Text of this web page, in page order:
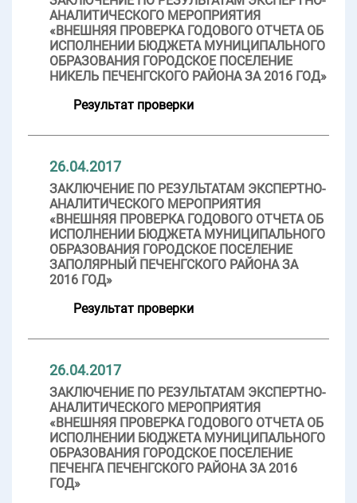
АНАЛИТИЧЕСКОГО МЕРОПРИЯТИЯ
«ВНЕШНЯЯ ПРОВЕРКА ГОДОВОГО ОТЧЕТА ОБ
ИСПОЛНЕНИИ БЮДЖЕТА МУНИЦИПАЛЬНОГО
ОБРАЗОВАНИЯ ГОРОДСКОЕ ПОСЕЛЕНИЕ
НИКЕЛЬ ПЕЧЕНГСКОГО РАЙОНА ЗА 2016 ГОД»
Результат проверки
26.04.2017
ЗАКЛЮЧЕНИЕ ПО РЕЗУЛЬТАТАМ ЭКСПЕРТНО-
АНАЛИТИЧЕСКОГО МЕРОПРИЯТИЯ
«ВНЕШНЯЯ ПРОВЕРКА ГОДОВОГО ОТЧЕТА ОБ
ИСПОЛНЕНИИ БЮДЖЕТА МУНИЦИПАЛЬНОГО
ОБРАЗОВАНИЯ ГОРОДСКОЕ ПОСЕЛЕНИЕ
ЗАПОЛЯРНЫЙ ПЕЧЕНГСКОГО РАЙОНА ЗА
2016 ГОД»
Результат проверки
26.04.2017
ЗАКЛЮЧЕНИЕ ПО РЕЗУЛЬТАТАМ ЭКСПЕРТНО-
АНАЛИТИЧЕСКОГО МЕРОПРИЯТИЯ
«ВНЕШНЯЯ ПРОВЕРКА ГОДОВОГО ОТЧЕТА ОБ
ИСПОЛНЕНИИ БЮДЖЕТА МУНИЦИПАЛЬНОГО
ОБРАЗОВАНИЯ ГОРОДСКОЕ ПОСЕЛЕНИЕ
ПЕЧЕНГА ПЕЧЕНГСКОГО РАЙОНА ЗА 2016
ГОД»